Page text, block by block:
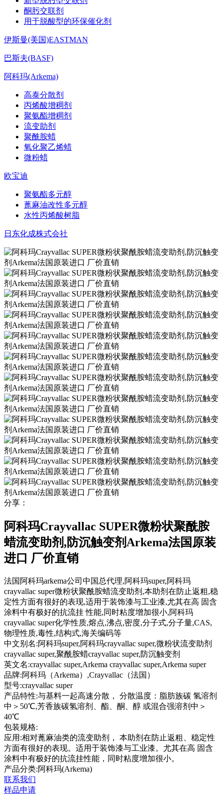
酮肟交联剂
用于脱酸型的环保催化剂
伊斯曼(美国)EASTMAN
巴斯夫(BASF)
阿科玛(Arkema)
高泰分散剂
丙烯酸增稠剂
聚氨酯增稠剂
流变助剂
聚酰胺蜡
氧化聚乙烯蜡
微粉蜡
欧宝迪
聚氨酯多元醇
蓖麻油改性多元醇
水性丙烯酸树脂
日东化成株式会社
分享：
阿科玛Crayvallac SUPER微粉状聚酰胺
蜡流变助剂,防沉触变剂Arkema法国原装
进口 厂价直销
法国阿科玛arkema公司中国总代理,阿科玛super,阿科玛
crayvallac super微粉状聚酰胺蜡流变助剂,本助剂在防止返粗,稳
定性方面有很好的表现,适用于装饰漆与工业漆,尤其在高 固含
涂料中有极好的抗流挂 性能,同时粘度增加很小,阿科玛
crayvallac super化学性质,熔点,沸点,密度,分子式,分子量,CAS,
物理性质,毒性,结构式,海关编码等
中文别名:阿科玛super,阿科玛crayvallac super,微粉状流变助剂
crayvallac super,聚酰胺蜡crayvallac super,防沉触变剂
英文名:crayvallac super,Arkema crayvallac super,Arkema super
品牌:阿科玛（Arkema）,Crayvallac（法国）
型号:crayvallac super
产品特性:与基料一起高速分散， 分散温度：脂肪族碳 氢溶剂
中＞50℃,芳香族碳氢溶剂、酯、酮、醇 或混合强溶剂中＞
40℃
包装规格:
应用:相对蓖麻油类的流变助剂， 本助剂在防止返粗、稳定性
方面有很好的表现。适用于装饰漆与工业漆。尤其在高 固含
涂料中有极好的抗流挂性能，同时粘度增加很小。
产品分类:阿科玛(Arkema)
联系我们
样品申请